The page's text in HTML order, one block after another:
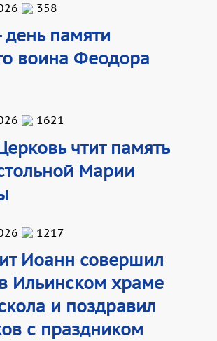
358
день памяти
воина Феодора
1621
чтит память
Марии
1217
Иоанн совершил
Ильинском храме
и поздравил
с праздником